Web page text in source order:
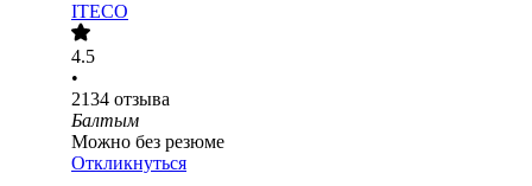
ITECO
4.5
•
2134 отзыва
Балтым
Можно без резюме
Откликнуться